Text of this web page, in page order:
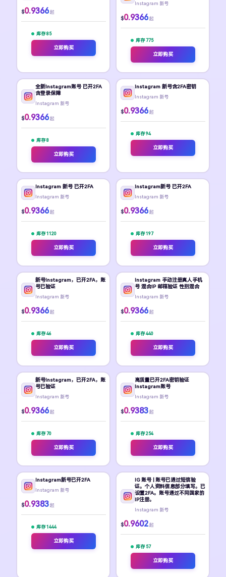
$0.9366 起
库存 85
立即购买
Instagram 新号
$0.9366 起
库存 775
立即购买
全新Instagram账号 已开2FA
含登录保障
Instagram 新号
$0.9366 起
库存 8
立即购买
Instagram 新号含2FA密钥
Instagram 新号
$0.9366 起
库存 94
立即购买
Instagram 新号 已开2FA
Instagram 新号
$0.9366 起
库存 1120
立即购买
Instagram新号 已开2FA
Instagram 新号
$0.9366 起
库存 197
立即购买
新号Instagram，已开2FA，账
号已验证
Instagram 新号
$0.9366 起
库存 46
立即购买
Instagram 手动注册真人手机
号 混合IP 邮箱验证 性别混合
Instagram 新号
$0.9366 起
库存 440
立即购买
新号Instagram，已开2FA，账
号已验证
Instagram 新号
$0.9366 起
库存 70
立即购买
高质量已开2FA密钥验证
Instagram账号
Instagram 新号
$0.9383 起
库存 254
立即购买
Instagram新号已开2FA
Instagram 新号
$0.9383 起
库存 1444
立即购买
IG 账号 | 账号已通过短信验
证。个人资料信息部分填写。已
设置2FA。账号通过不同国家的
IP注册。
Instagram 新号
$0.9602 起
库存 57
立即购买